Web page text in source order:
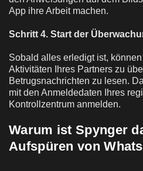
App ihre Arbeit machen.
Schritt 4. Start der
Sobald alles erledigt ist,
Aktivitäten Ihres Partners zu
Betrugsnachrichten zu lesen.
mit den Anmeldedaten Ihres
Kontrollzentrum anmelden.
Warum ist Spynger
Aufspüren von